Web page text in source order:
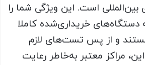
بین‌المللی است. این ویژگی شما را
خریداری‌شده کاملا
و از پس تست‌های لازم
این، مراکز معتبر به‌خاطر رعایت